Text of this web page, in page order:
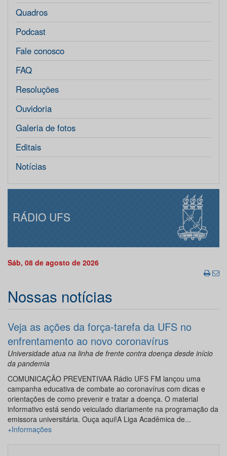
Quadros
Podcast
Fale conosco
FAQ
Resoluções
Ouvidoria
Galeria de fotos
Editais
Notícias
RÁDIO UFS
Sáb, 08 de agosto de 2026
Nossas notícias
Veja as ações da força-tarefa da UFS no
enfrentamento ao novo coronavírus
Universidade atua na linha de frente contra doença desde início
da pandemia
COMUNICAÇÃO PREVENTIVAA Rádio UFS FM lançou uma
campanha educativa de combate ao coronavírus com dicas e
orientações de como prevenir e tratar a doença. O material
informativo está sendo veiculado diariamente na programação da
emissora universitária. Ouça aqui!A Liga Acadêmica de...
+Informações